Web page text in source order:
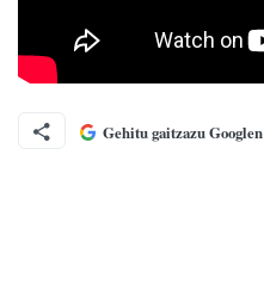
Gehitu gaitzazu Googlen